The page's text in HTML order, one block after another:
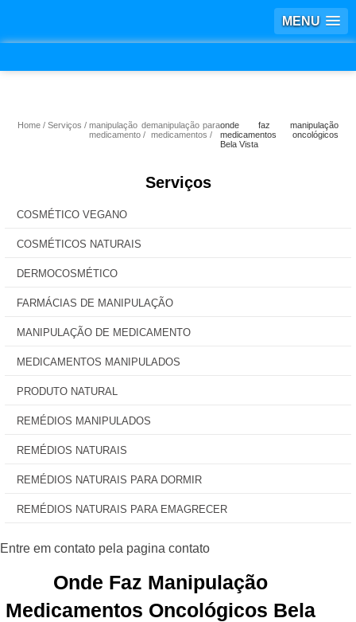
MENU
Home Serviços
manipulação de
medicamento
manipulação para
medicamentos
onde faz manipulação
medicamentos oncológicos
Bela Vista
Serviços
COSMÉTICO VEGANO
COSMÉTICOS NATURAIS
DERMOCOSMÉTICO
FARMÁCIAS DE MANIPULAÇÃO
MANIPULAÇÃO DE MEDICAMENTO
MEDICAMENTOS MANIPULADOS
PRODUTO NATURAL
REMÉDIOS MANIPULADOS
REMÉDIOS NATURAIS
REMÉDIOS NATURAIS PARA DORMIR
REMÉDIOS NATURAIS PARA EMAGRECER
Onde Faz Manipulação
Medicamentos Oncológicos Bela